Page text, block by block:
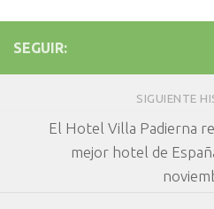
SEGUIR:
SIGUIENTE
El Hotel Villa Padierna
mejor hotel de